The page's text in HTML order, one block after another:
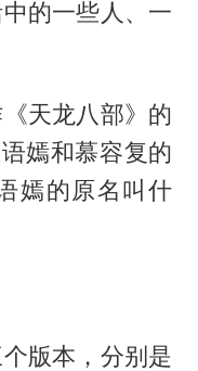
的一些人、一
天龙八部》的
嫣和慕容复的
嫣的原名叫什
版本，分别是